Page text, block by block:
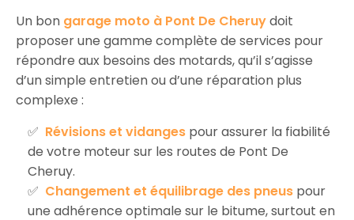
Un bon garage moto à Pont De Cheruydoit
proposer une gamme complète de services pour
répondre aux besoins des motards, qu’il s’agisse
d’un simple entretien ou d’une réparation plus
complexe :
Révisions et vidanges pour assurer la fiabilité
de votre moteur sur les routes de Pont De
Cheruy.
Changement et équilibrage des pneus pour
une adhérence optimale sur le bitume, surtout en